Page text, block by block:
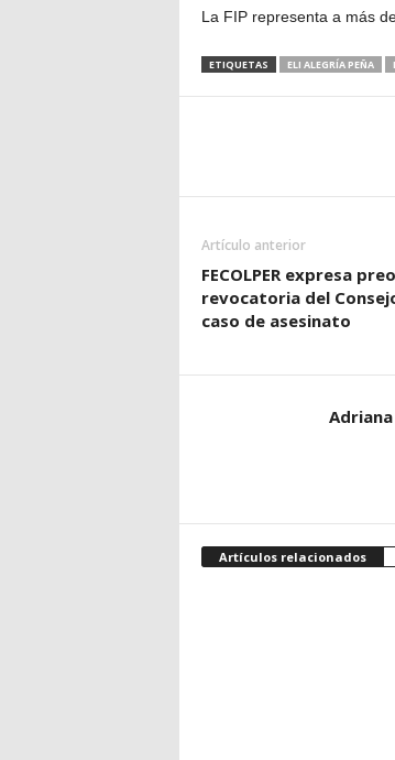
La FIP representa a más
ETIQUETAS ELI ALEGRÍA PEÑA
Artículo anterior
FECOLPER expresa
revocatoria del
caso de asesinato
Artículos relacionados